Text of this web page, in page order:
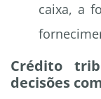
caixa, a
Crédito
decisões